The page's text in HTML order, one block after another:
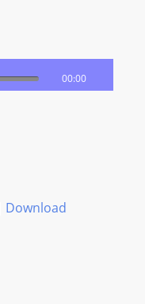
00:00
Download